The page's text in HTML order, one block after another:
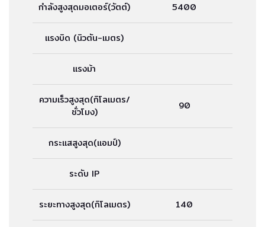
กำลังสูงสุดมอเตอร์(วัตต์) 5400
แรงบิด (นิวตัน-เมตร)
แรงม้า
ความเร็วสูงสุด(กิโลเมตร/
ชั่วโมง)
90
กระแสสูงสุด(แอมป์)
ระดับ IP
ระยะทางสูงสุด(กิโลเมตร) 140